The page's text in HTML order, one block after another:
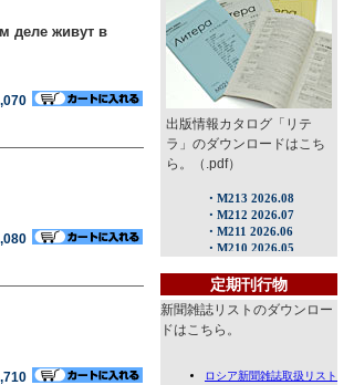
деле живут в
出版情報カタログ「リテ
ラ」のダウンロードはこち
ら。（.pdf）
定期刊行物
新聞雑誌リストのダウンロー
ドはこちら。